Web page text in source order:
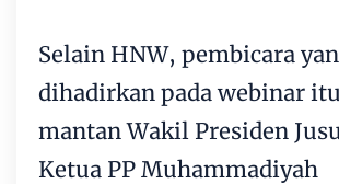
Selain HNW, pembicara
dihadirkan pada webinar
mantan Wakil Presiden
Ketua PP Muhammadiyah